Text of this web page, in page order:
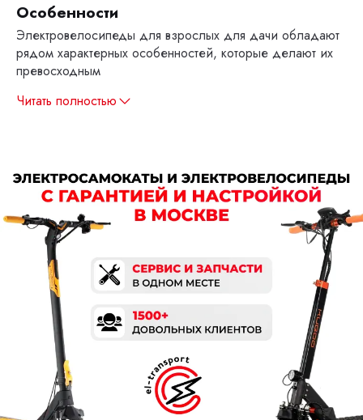
Особенности
Электровелосипеды для взрослых для дачи обладают
рядом характерных особенностей, которые делают их
превосходным
Читать полностью